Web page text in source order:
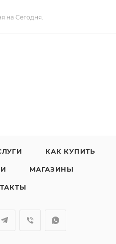
на Сегодня.
КАК КУПИТЬ
МАГАЗИНЫ